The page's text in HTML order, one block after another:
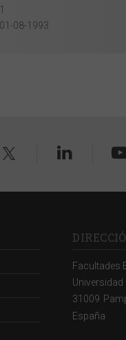
1
01-08-1993
Facultades
Universidad
31009
España